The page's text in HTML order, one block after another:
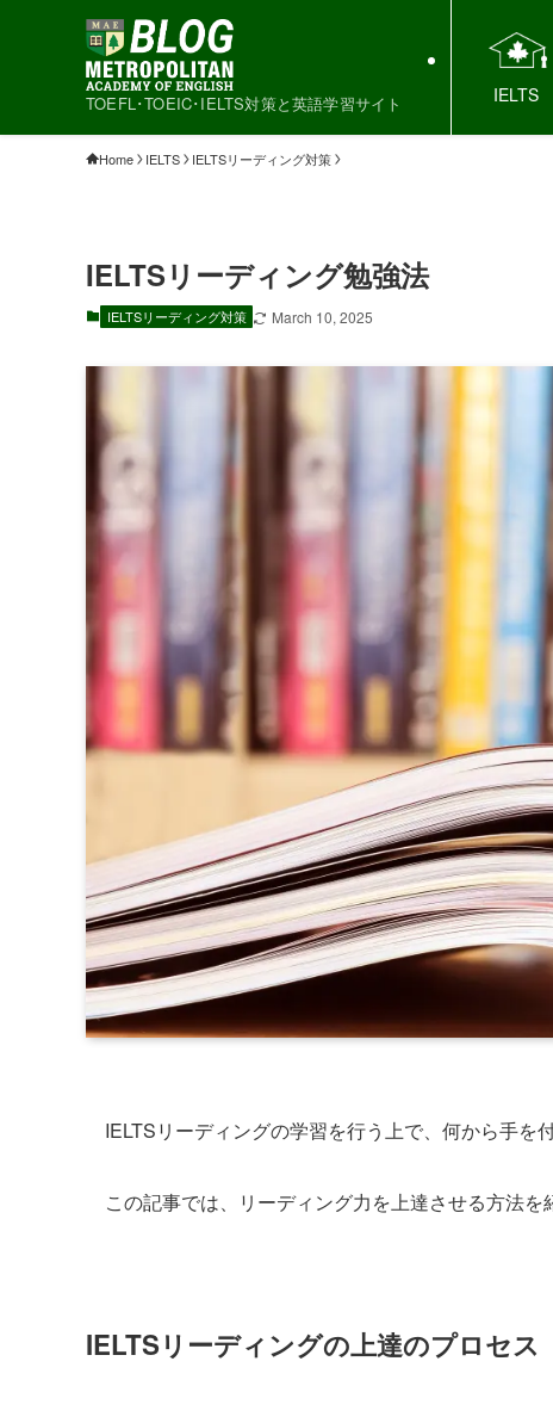
TOEFL･TOEIC･IELTS対策と英語学習サイト IELTS
Home IELTS IELTSリーディング対策
IELTSリーディング勉強法
IELTSリーディング対策 March 10, 2025
IELTSリーディングの学習を行う上で、何から手を
この記事では、リーディング力を上達させる方法を
IELTSリーディングの上達のプロセス